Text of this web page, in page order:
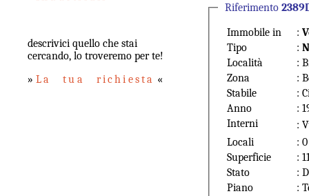
descrivici quello che stai
cercando, lo troveremo per te!
» La tua richiesta «
Riferimento
Immobile in :
Tipo
:
Località
:
Zona
:
Stabile
:
Anno
:
Interni
:
Locali
: 0
Superficie
:
Stato
:
Piano
: